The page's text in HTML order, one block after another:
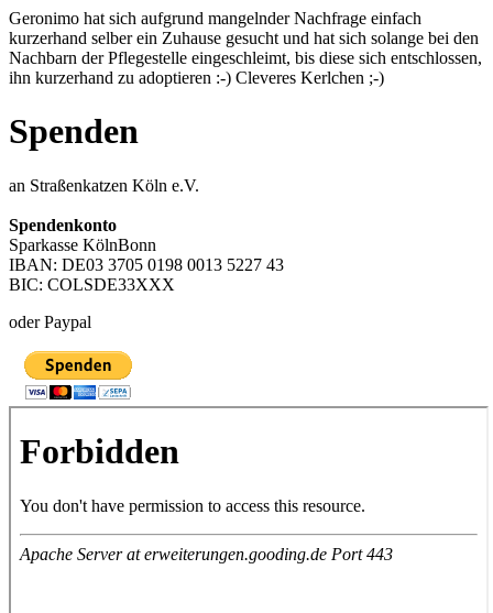
Geronimo hat sich aufgrund mangelnder Nachfrage einfach
kurzerhand selber ein Zuhause gesucht und hat sich solange bei den
Nachbarn der Pflegestelle eingeschleimt, bis diese sich entschlossen,
ihn kurzerhand zu adoptieren :-) Cleveres Kerlchen ;-)
Spenden
an Straßenkatzen Köln e.V.
Spendenkonto
Sparkasse KölnBonn
IBAN: DE03 3705 0198 0013 5227 43
BIC: COLSDE33XXX
oder Paypal